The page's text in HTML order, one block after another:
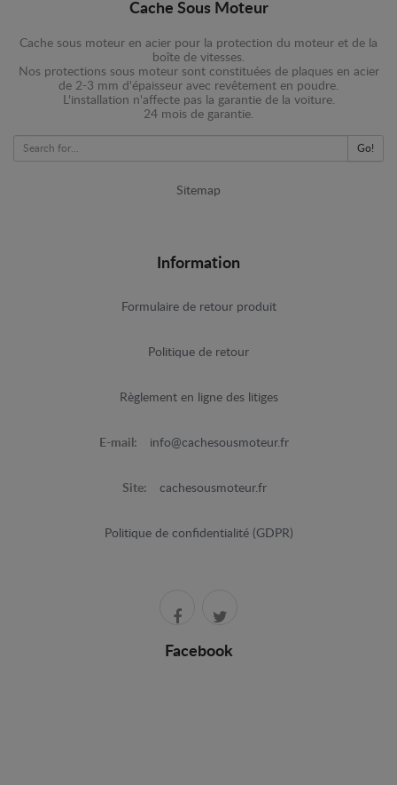
Cache Sous Moteur
Cache sous moteur en acier pour la protection du moteur et de la
boîte de vitesses.
Nos protections sous moteur sont constituées de plaques en acier
de 2-3 mm d'épaisseur avec revêtement en poudre.
L'installation n'affecte pas la garantie de la voiture.
24 mois de garantie.
Go!
Sitemap
Information
Formulaire de retour produit
Politique de retour
Règlement en ligne des litiges
E-mail: info@cachesousmoteur.fr
Site: cachesousmoteur.fr
Politique de confidentialité (GDPR)
Facebook